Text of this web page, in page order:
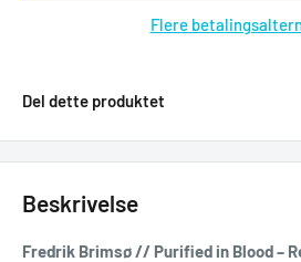
Flere
Del dette produktet
Beskrivelse
Fredrik Brimsø // Purified in Blood –